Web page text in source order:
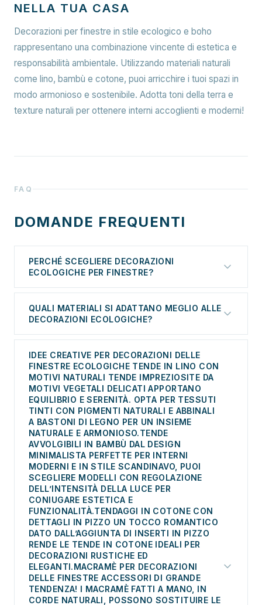
NELLA TUA CASA
Decorazioni per finestre in stile ecologico e boho
rappresentano una combinazione vincente di estetica e
responsabilità ambientale. Utilizzando materiali naturali
come lino, bambù e cotone, puoi arricchire i tuoi spazi in
modo armonioso e sostenibile. Adotta toni della terra e
texture naturali per ottenere interni accoglienti e moderni!
FAQ
DOMANDE FREQUENTI
PERCHÉ SCEGLIERE DECORAZIONI
ECOLOGICHE PER FINESTRE?
Introdurre soluzioni ecologiche nell’arredamento
interno consente di prendersi cura non solo
dell’estetica, ma anche dell’ambiente. Decorazioni
realizzate con materiali naturali come lino o cotone
sono biodegradabili, durevoli e sicure per gli abitanti
della casa. A differenza dei materiali sintetici, i tessuti
naturali non emettono tossine, sono ipoallergenici e
supportano un clima salutare negli interni.
QUALI MATERIALI SI ADATTANO MEGLIO ALLE
DECORAZIONI ECOLOGICHE?
Lino Il lino è uno dei materiali migliori per una
stilizzazione ecofriendly delle finestre. Naturale e
durevole, conferisce agli ambienti un carattere
rustico ed elegante allo stesso tempo. Vantaggi:
IDEE CREATIVE PER DECORAZIONI DELLE
FINESTRE ECOLOGICHE TENDE IN LINO CON
MOTIVI NATURALI TENDE IMPREZIOSITE DA
MOTIVI VEGETALI DELICATI APPORTANO
EQUILIBRIO E SERENITÀ. OPTA PER TESSUTI
TINTI CON PIGMENTI NATURALI E ABBINALI
A BASTONI DI LEGNO PER UN INSIEME
NATURALE E ARMONIOSO.TENDE
AVVOLGIBILI IN BAMBÙ DAL DESIGN
MINIMALISTA PERFETTE PER INTERNI
MODERNI E IN STILE SCANDINAVO, PUOI
SCEGLIERE MODELLI CON REGOLAZIONE
DELL’INTENSITÀ DELLA LUCE PER
CONIUGARE ESTETICA E
FUNZIONALITÀ.TENDAGGI IN COTONE CON
DETTAGLI IN PIZZO UN TOCCO ROMANTICO
DATO DALL’AGGIUNTA DI INSERTI IN PIZZO
RENDE LE TENDE IN COTONE IDEALI PER
DECORAZIONI RUSTICHE ED
ELEGANTI.MACRAMÈ PER DECORAZIONI
DELLE FINESTRE ACCESSORI DI GRANDE
TENDENZA! I MACRAMÈ FATTI A MANO, IN
CORDE NATURALI, POSSONO SOSTITUIRE LE